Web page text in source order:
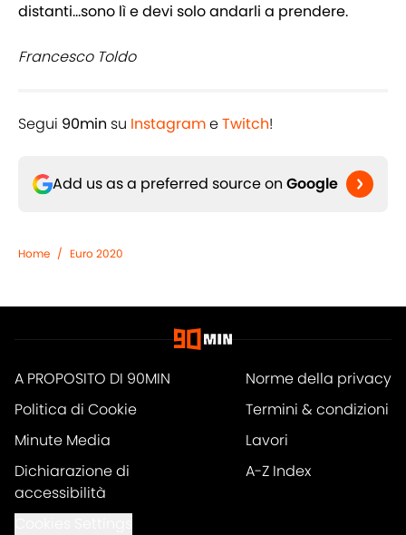
distanti...sono lì e devi solo andarli a prendere.
Francesco Toldo
Segui 90min su InstagrameTwitch!
Add us as a preferred source on Google
Home / Euro 2020
A PROPOSITO DI 90MIN
Norme della privacy
Politica di Cookie
Termini & condizioni
Minute Media
Lavori
Dichiarazione di
accessibilità
A-Z Index